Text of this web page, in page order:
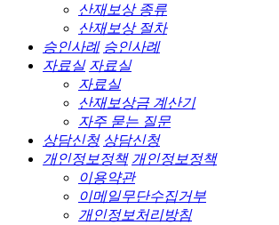
산재보상 종류
산재보상 절차
승인사례 승인사례
자료실 자료실
자료실
산재보상금 계산기
자주 묻는 질문
상담신청 상담신청
개인정보정책 개인정보정책
이용약관
이메일무단수집거부
개인정보처리방침